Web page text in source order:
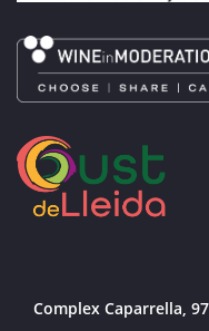
Complex Caparrella,